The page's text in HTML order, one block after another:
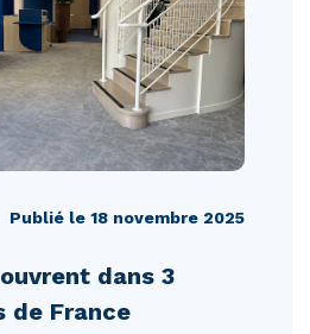
Publié le 18 novembre 2025
dans 3
de France